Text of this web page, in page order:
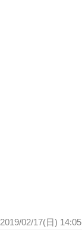
2019/02/17(日)